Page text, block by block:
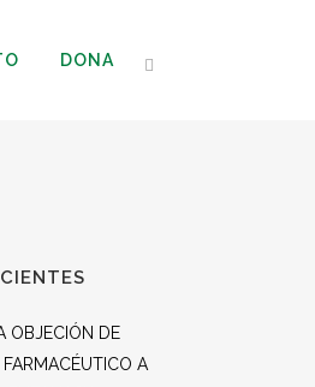
DONA
OBJECIÓN DE
A